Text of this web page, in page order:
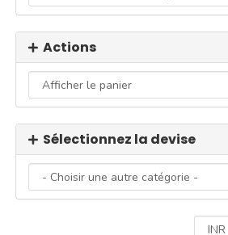
Actions
Sélectionnez la devise